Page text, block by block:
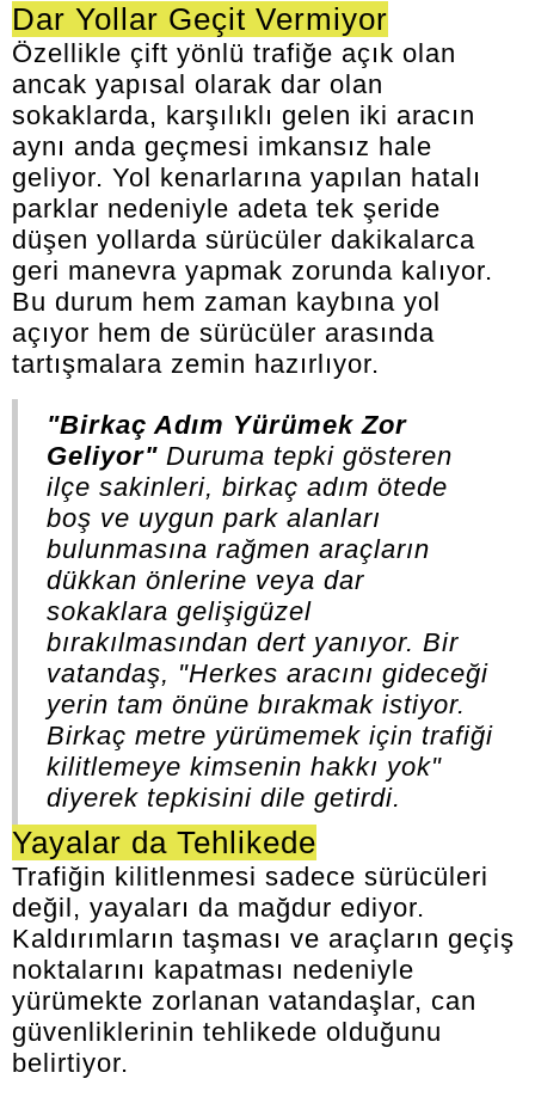
Dar Yollar Geçit Vermiyor
Özellikle çift yönlü trafiğe açık olan
ancak yapısal olarak dar olan
sokaklarda, karşılıklı gelen iki aracın
aynı anda geçmesi imkansız hale
geliyor. Yol kenarlarına yapılan hatalı
parklar nedeniyle adeta tek şeride
düşen yollarda sürücüler dakikalarca
geri manevra yapmak zorunda kalıyor.
Bu durum hem zaman kaybına yol
açıyor hem de sürücüler arasında
tartışmalara zemin hazırlıyor.
"Birkaç Adım Yürümek Zor
Geliyor" Duruma tepki gösteren
ilçe sakinleri, birkaç adım ötede
boş ve uygun park alanları
bulunmasına rağmen araçların
dükkan önlerine veya dar
sokaklara gelişigüzel
bırakılmasından dert yanıyor. Bir
vatandaş, "Herkes aracını gideceği
yerin tam önüne bırakmak istiyor.
Birkaç metre yürümemek için trafiği
kilitlemeye kimsenin hakkı yok"
diyerek tepkisini dile getirdi.
Yayalar da Tehlikede
Trafiğin kilitlenmesi sadece sürücüleri
değil, yayaları da mağdur ediyor.
Kaldırımların taşması ve araçların geçiş
noktalarını kapatması nedeniyle
yürümekte zorlanan vatandaşlar, can
güvenliklerinin tehlikede olduğunu
belirtiyor.